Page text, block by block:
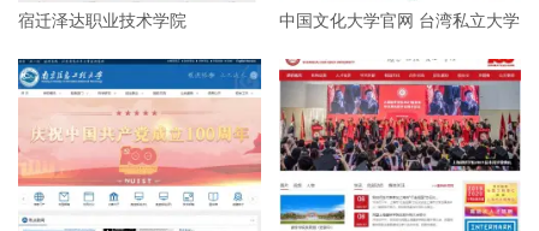
宿迁泽达职业技术学院 中国文化大学官网 台湾私立大学